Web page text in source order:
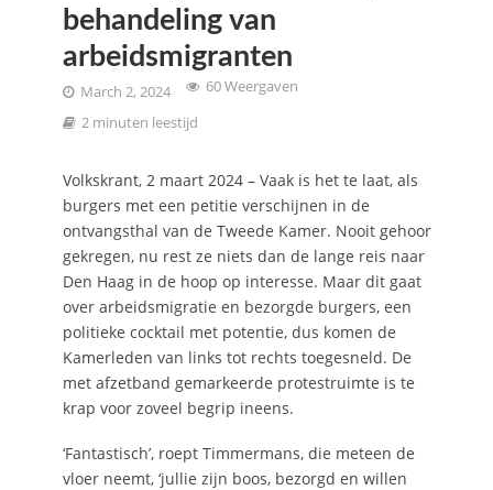
behandeling van
arbeidsmigranten
March 2, 2024
60 Weergaven
2 minuten leestijd
Volkskrant, 2 maart 2024 – Vaak is het te laat, als
burgers met een petitie verschijnen in de
ontvangsthal van de Tweede Kamer. Nooit gehoor
gekregen, nu rest ze niets dan de lange reis naar
Den Haag in de hoop op interesse. Maar dit gaat
over arbeidsmigratie en bezorgde burgers, een
politieke cocktail met potentie, dus komen de
Kamerleden van links tot rechts toegesneld. De
met afzetband gemarkeerde protestruimte is te
krap voor zoveel begrip ineens.
‘Fantastisch’, roept Timmermans, die meteen de
vloer neemt, ‘jullie zijn boos, bezorgd en willen